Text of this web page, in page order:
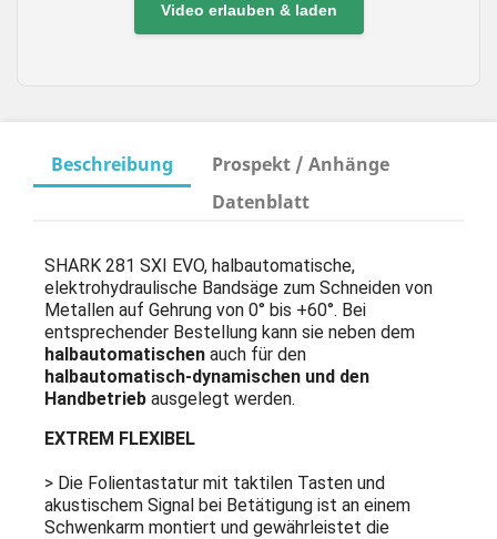
Video erlauben & laden
Beschreibung
Prospekt / Anhänge
Datenblatt
SHARK 281 SXI EVO, halbautomatische,
elektrohydraulische Bandsäge zum Schneiden von
Metallen auf Gehrung von 0° bis +60°. Bei
entsprechender Bestellung kann sie neben dem
halbautomatischen auch für den
halbautomatisch-dynamischen und den
Handbetrieb ausgelegt werden.
EXTREM FLEXIBEL
> Die Folientastatur mit taktilen Tasten und
akustischem Signal bei Betätigung ist an einem
Schwenkarm montiert und gewährleistet die